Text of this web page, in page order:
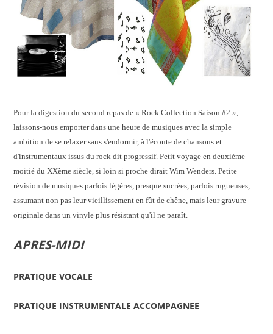
Pour la digestion du second repas de « Rock Collection Saison #2 »,
laissons-nous emporter dans une heure de musiques avec la simple
ambition de se relaxer sans s'endormir, à l'écoute de chansons et
d'instrumentaux issus du rock dit progressif. Petit voyage en deuxième
moitié du XXème siècle, si loin si proche dirait Wim Wenders. Petite
révision de musiques parfois légères, presque sucrées, parfois rugueuses,
assumant non pas leur vieillissement en fût de chêne, mais leur gravure
originale dansun vinyle plus résistant qu'il ne paraît.
APRES-MIDI
PRATIQUE VOCALE
PRATIQUE INSTRUMENTALE ACCOMPAGNEE